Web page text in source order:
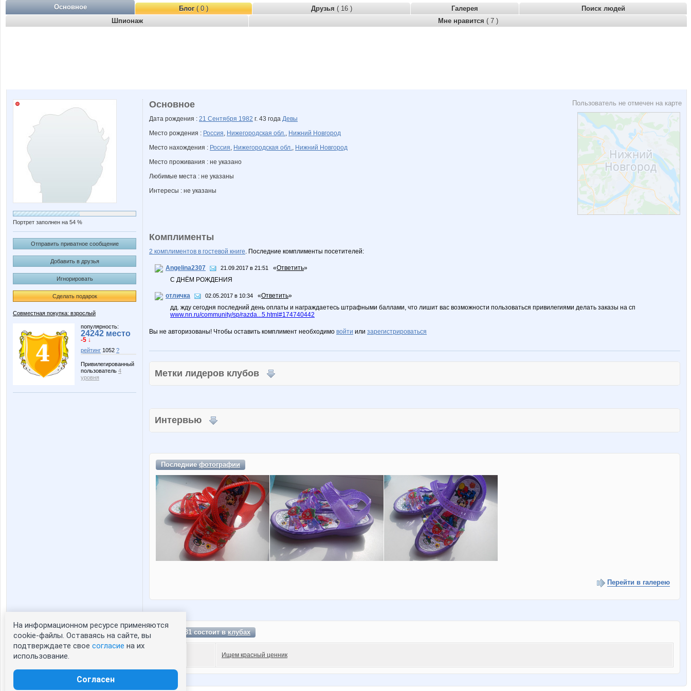
Основное Блог( 0 ) Друзья ( 16 ) Галерея
Поиск людей
Шпионаж
Мне нравится ( 7 )
Портрет заполнен на 54 %
Отправить приватное сообщение
Добавить в друзья
Игнорировать
Сделать подарок
Совместная покупка: взрослый
популярность:
24242 место
-5 ↓
рейтинг 1052 ?
Привилегированный
пользователь 4
уровня
Статистика портрета:
сейчас просматривают портрет - 0
зарегистрированные пользователи
Пользователь не отмечен на карте
Основное
Дата рождения : 21 Сентября 1982 г. 43 года Девы
Место рождения : Россия, Нижегородская обл., Нижний Новгород
Место нахождения : Россия, Нижегородская обл., Нижний Новгород
Место проживания : не указано
Любимые места : не указаны
Интересы : не указаны
Комплименты
2 комплиментов в гостевой книге. Последние комплименты посетителей:
Angelina2307 21.09.2017 в 21:51 «Ответить»
С ДНЁМ РОЖДЕНИЯ
отличка 02.05.2017 в 10:34 «Ответить»
дд. жду сегодня последний день оплаты и награждаетесь штрафными баллами, что лишит вас возможности пользоваться привилегиями делать заказы на сп
www.nn.ru/community/sp/razda...5.html#174740442
Вы не авторизованы! Чтобы оставить комплимент необходимо войти или зарегистрироваться
Метки лидеров клубов
Интервью
Последниефотографии
Перейти в галерею
Елена731 состоит вклубах
Ищем красный ценник
На информационном ресурсе применяются
cookie-файлы. Оставаясь на сайте, вы
подтверждаете свое согласие на их
использование.
Согласен